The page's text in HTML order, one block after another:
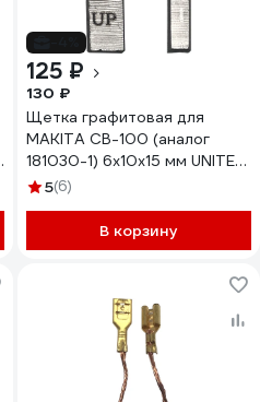
125 ₽
130 ₽
Щетка графитовая для
MAKITA СВ-100 (аналог
181030-1) 6x10x15 мм UNITED
PARTS 90-0458
5(6)
В корзину